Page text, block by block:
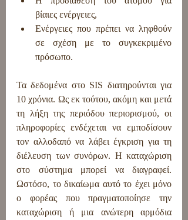
βίαιες ενέργειες,
Ενέργειες που πρέπει να ληφθούν
σε σχέση με το συγκεκριμένο
πρόσωπο.
Τα δεδομένα στο SIS διατηρούνται για
10 χρόνια. Ως εκ τούτου, ακόμη και μετά
τη λήξη της περιόδου περιορισμού, οι
πληροφορίες ενδέχεται να εμποδίσουν
τον αλλοδαπό να λάβει έγκριση για τη
διέλευση των συνόρων. Η καταχώριση
στο σύστημα μπορεί να διαγραφεί.
Ωστόσο, το δικαίωμα αυτό το έχει μόνο
ο φορέας που πραγματοποίησε την
καταχώριση ή μια ανώτερη αρμόδια